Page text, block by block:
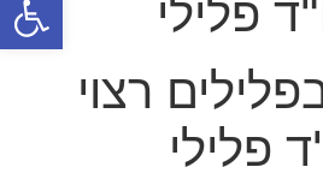
פלילי
רצוי
פלילי